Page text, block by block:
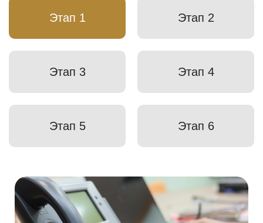
Этап 1 Этап 2
Этап 3 Этап 4
Этап 5 Этап 6